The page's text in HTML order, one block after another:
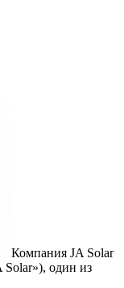
Компания JA Solar
Solar»), один из